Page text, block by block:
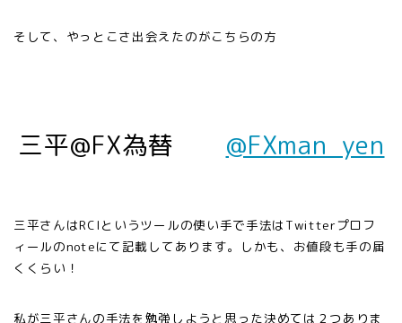
そして、やっとこさ出会えたのがこちらの方
三平@FX為替 @FXman_yen
三平さんはRCIというツールの使い手で手法はTwitterプロフ
ィールのnoteにて記載してあります。しかも、お値段も手の届
くくらい！
私が三平さんの手法を勉強しようと思った決めては２つありま